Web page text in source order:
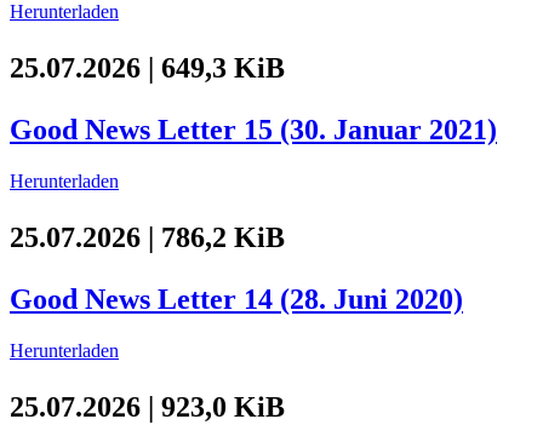
Herunterladen
25.07.2026 | 649,3 KiB
Good News Letter 15 (30. Januar 2021)
Herunterladen
25.07.2026 | 786,2 KiB
Good News Letter 14 (28. Juni 2020)
Herunterladen
25.07.2026 | 923,0 KiB